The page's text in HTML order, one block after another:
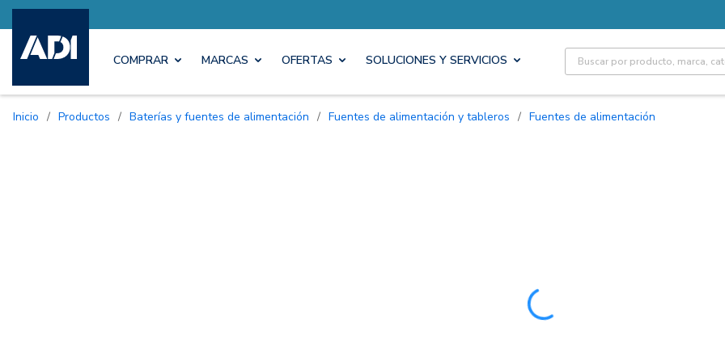
COMPRAR MARCAS OFERTAS SOLUCIONES Y SERVICIOS Site Search
Inicio / Productos / Baterías y fuentes de alimentación / Fuentes de alimentación y tableros / Fuentes de alimentación